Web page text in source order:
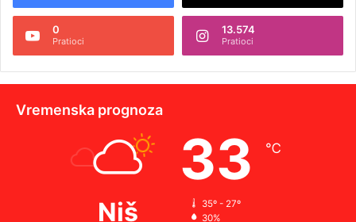
0
Pratioci
13.574
Pratioci
Vremenska prognoza
Niš
33 ℃
35º - 27º
30%